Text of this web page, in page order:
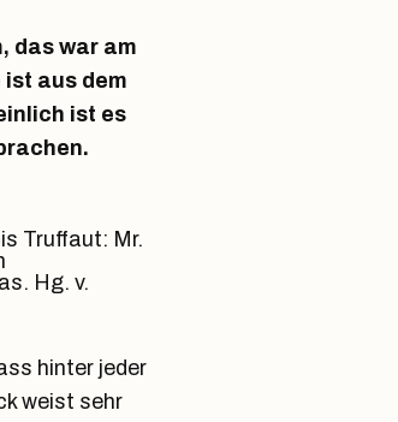
das war am
aus dem
ist es
Truffaut: Mr.
Hg. v.
hinter jeder
weist sehr